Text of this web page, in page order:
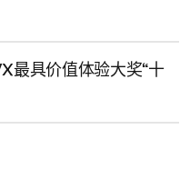
最具价值体验大奖“十